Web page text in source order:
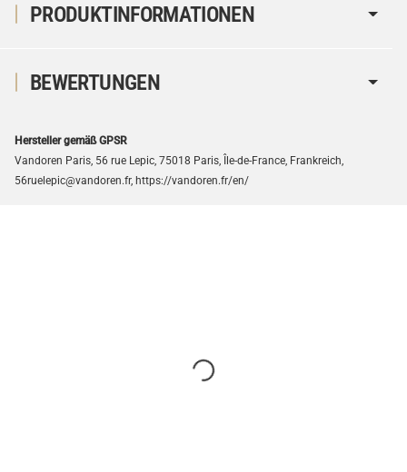
PRODUKTINFORMATIONEN
BEWERTUNGEN
Hersteller gemäß GPSR
Vandoren Paris, 56 rue Lepic, 75018 Paris, Île-de-France, Frankreich,
56ruelepic@vandoren.fr, https://vandoren.fr/en/